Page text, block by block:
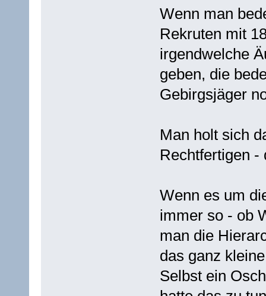
Wenn man
Rekruten mit
irgendwelche
geben, die
Gebirgsjäger
Man holt sich
Rechtfertigen -
Wenn es um
immer so - ob
man die
das ganz
Selbst ein